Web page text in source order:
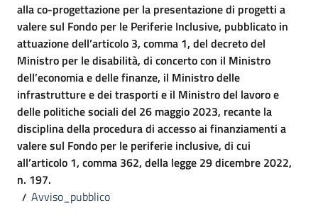
alla co-progettazione per la presentazione di progetti a
valere sul Fondo per le Periferie Inclusive, pubblicato in
attuazione dell’articolo 3, comma 1, del decreto del
Ministro per le disabilità, di concerto con il Ministro
dell’economia e delle finanze, il Ministro delle
infrastrutture e dei trasporti e il Ministro del lavoro e
delle politiche sociali del 26 maggio 2023, recante la
disciplina della procedura di accesso ai finanziamenti a
valere sul Fondo per le periferie inclusive, di cui
all’articolo 1, comma 362, della legge 29 dicembre 2022,
n. 197.
Avviso_pubblico